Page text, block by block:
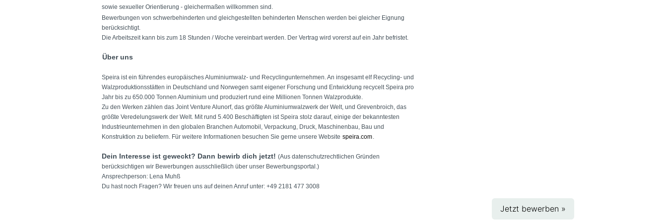
sowie sexueller Orientierung - gleichermaßen willkommen sind.
Bewerbungen von schwerbehinderten und gleichgestellten behinderten Menschen werden bei gleicher Eignung
berücksichtigt.
Die Arbeitszeit kann bis zum 18 Stunden / Woche vereinbart werden. Der Vertrag wird vorerst auf ein Jahr befristet.
Über uns
Speira ist ein führendes europäisches Aluminiumwalz- und Recyclingunternehmen. An insgesamt elf Recycling- und
Walzproduktionsstätten in Deutschland und Norwegen samt eigener Forschung und Entwicklung recycelt Speira pro
Jahr bis zu 650.000 Tonnen Aluminium und produziert rund eine Millionen Tonnen Walzprodukte.
Zu den Werken zählen das Joint Venture Alunorf, das größte Aluminiumwalzwerk der Welt, und Grevenbroich, das
größte Veredelungswerk der Welt. Mit rund 5.400 Beschäftigten ist Speira stolz darauf, einige der bekanntesten
Industrieunternehmen in den globalen Branchen Automobil, Verpackung, Druck, Maschinenbau, Bau und
Konstruktion zu beliefern. Für weitere Informationen besuchen Sie gerne unsere Website speira.com.
Dein Interesse ist geweckt? Dann bewirb dich jetzt! (Aus datenschutzrechtlichen Gründen
berücksichtigen wir Bewerbungen ausschließlich über unser Bewerbungsportal.)
Ansprechperson: Lena Muhß
Du hast noch Fragen? Wir freuen uns auf deinen Anruf unter: +49 2181 477 3008
Jetzt bewerben »